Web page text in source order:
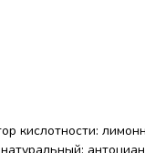
кислотности: